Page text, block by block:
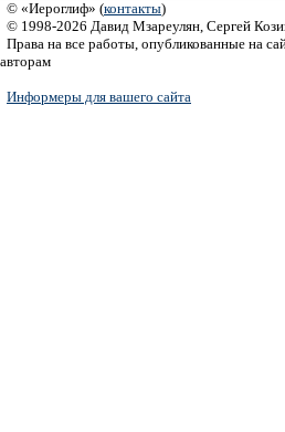
© «Иероглиф» (контакты)
© 1998-2026 Давид Мзареулян, Сергей
Права на все работы, опубликованные на
авторам
Информеры для вашего сайта